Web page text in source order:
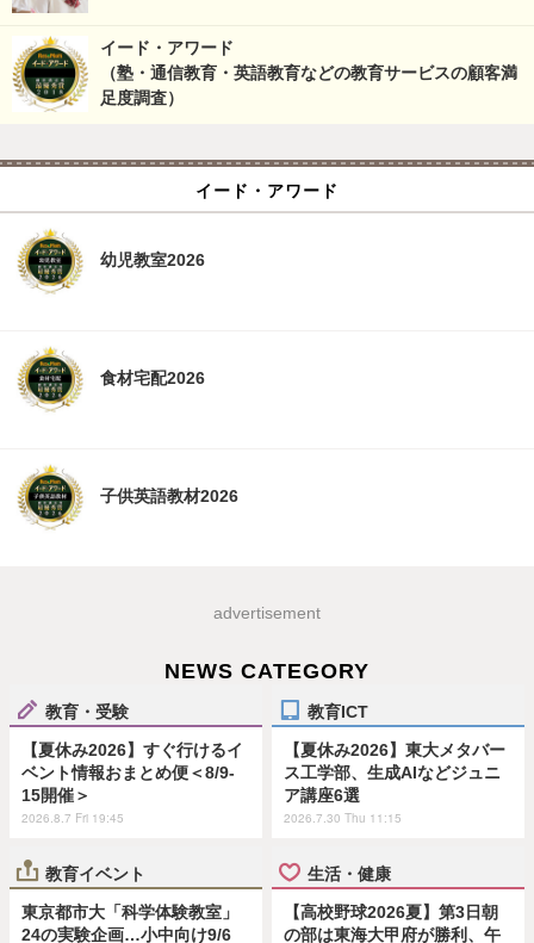
イード・アワード
（塾・通信教育・英語教育などの教育サービスの顧客満
足度調査）
イード・アワード
幼児教室2026
食材宅配2026
子供英語教材2026
advertisement
NEWS CATEGORY
教育・受験
【夏休み2026】すぐ行けるイ
ベント情報おまとめ便＜8/9-
15開催＞
2026.8.7 Fri 19:45
教育ICT
【夏休み2026】東大メタバー
ス工学部、生成AIなどジュニ
ア講座6選
2026.7.30 Thu 11:15
教育イベント
東京都市大「科学体験教室」
24の実験企画…小中向け9/6
生活・健康
【高校野球2026夏】第3日朝
の部は東海大甲府が勝利、午